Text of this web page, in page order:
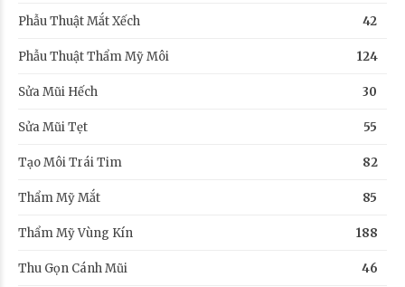
Phẫu Thuật Mắt Xếch 42
Phẫu Thuật Thẩm Mỹ Môi 124
Sửa Mũi Hếch 30
Sửa Mũi Tẹt 55
Tạo Môi Trái Tim 82
Thẩm Mỹ Mắt 85
Thẩm Mỹ Vùng Kín 188
Thu Gọn Cánh Mũi 46